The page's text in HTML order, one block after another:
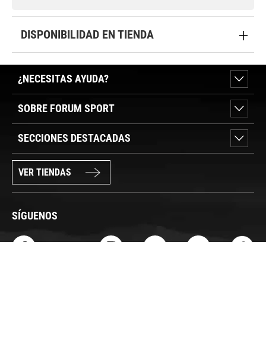
DISPONIBILIDAD EN TIENDA
¿NECESITAS AYUDA?
SOBRE FORUM SPORT
SECCIONES DESTACADAS
VER TIENDAS
SÍGUENOS